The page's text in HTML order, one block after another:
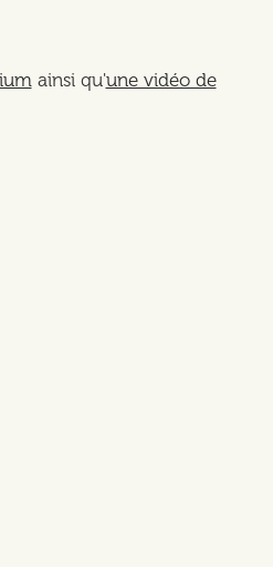
ainsi qu'une vidéo de